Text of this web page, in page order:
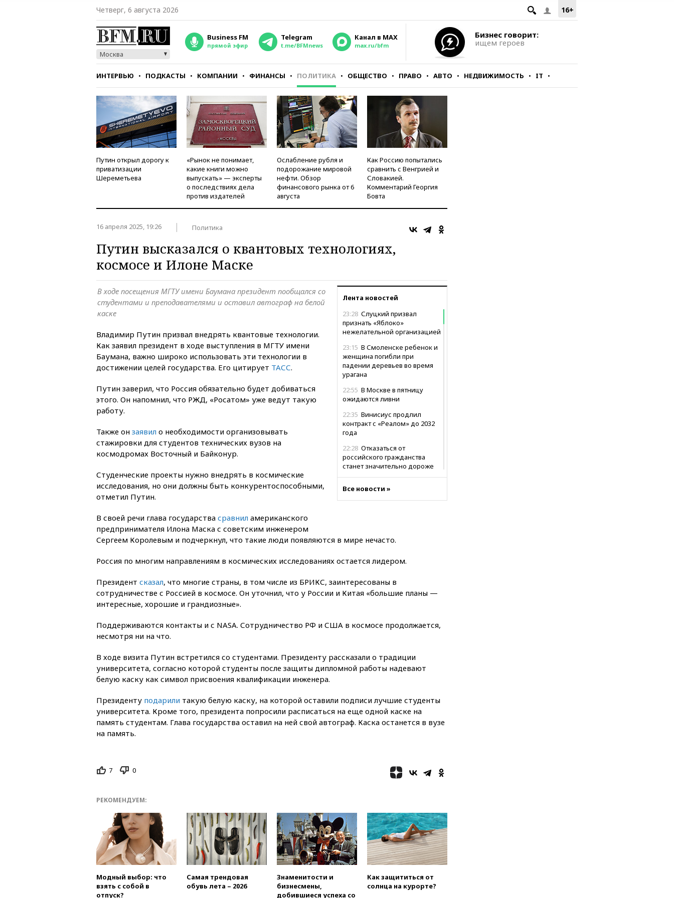
16+
Четверг, 6 августа 2026
Москва
Business FM
прямой эфир
Telegram
t.me/BFMnews
Канал в MAX
max.ru/bfm
Бизнес говорит:
ищем героев
ИНТЕРВЬЮ ПОДКАСТЫ КОМПАНИИ ФИНАНСЫ ПОЛИТИКА ОБЩЕСТВО ПРАВО АВТО НЕДВИЖИМОСТЬ IT
СТИЛЬ ТЕСТЫ
Путин открыл дорогу к
приватизации
Шереметьева
«Рынок не понимает,
какие книги можно
выпускать» — эксперты
о последствиях дела
против издателей
Ослабление рубля и
подорожание мировой
нефти. Обзор
финансового рынка от 6
августа
Как Россию попытались
сравнить с Венгрией и
Словакией.
Комментарий Георгия
Бовта
16 апреля 2025, 19:26 Политика
Путин высказался о квантовых технологиях,
космосе и Илоне Маске
Лента новостей
23:28 Слуцкий призвал
признать «Яблоко»
нежелательной организацией
23:15 В Смоленске ребенок и
женщина погибли при
падении деревьев во время
урагана
22:55 В Москве в пятницу
ожидаются ливни
22:35 Винисиус продлил
контракт с «Реалом» до 2032
года
22:28 Отказаться от
российского гражданства
станет значительно дороже
гвардейскую десантно-
штурмовую дивизию
направлении
признала нежелательным в
Rights Foundation
метровой вышки
в Армении
21:00
В России вновь
обсуждают эксперимент по
посещать Армению
20:27
Ямпольская призвала
оптимизировать олимпиады
для поступления в вузы
20:15
Минтранс предложил
оплачивать защиту дорог от
Зеленский 8 августа
посетит Сербию с
Все новости »
В ходе посещения МГТУ имени Баумана президент пообщался со
студентами и преподавателями и оставил автограф на белой
каске
Владимир Путин призвал внедрять квантовые технологии.
Как заявил президент в ходе выступления в МГТУ имени
Баумана, важно широко использовать эти технологии в
достижении целей государства. Его цитирует ТАСС.
Путин заверил, что Россия обязательно будет добиваться
этого. Он напомнил, что РЖД, «Росатом» уже ведут такую
работу.
Также он заявил о необходимости организовывать
стажировки для студентов технических вузов на
космодромах Восточный и Байконур.
Студенческие проекты нужно внедрять в космические
исследования, но они должны быть конкурентоспособными,
отметил Путин.
В своей речи глава государства сравнил американского
предпринимателя Илона Маска с советским инженером
Сергеем Королевым и подчеркнул, что такие люди появляются в мире нечасто.
Россия по многим направлениям в космических исследованиях остается лидером.
Президент сказал, что многие страны, в том числе из БРИКС, заинтересованы в
сотрудничестве с Россией в космосе. Он уточнил, что у России и Китая «большие планы —
интересные, хорошие и грандиозные».
Поддерживаются контакты и с NASA. Сотрудничество РФ и США в космосе продолжается,
несмотря ни на что.
В ходе визита Путин встретился со студентами. Президенту рассказали о традиции
университета, согласно которой студенты после защиты дипломной работы надевают
белую каску как символ присвоения квалификации инженера.
Президенту подарили такую белую каску, на которой оставили подписи лучшие студенты
университета. Кроме того, президента попросили расписаться на еще одной каске на
память студентам. Глава государства оставил на ней свой автограф. Каска останется в вузе
на память.
7 0
РЕКОМЕНДУЕМ:
Модный выбор: что
взять с собой в
отпуск?
Самая трендовая
обувь лета – 2026
Знаменитости и
бизнесмены,
добившиеся успеха со
Как защититься от
солнца на курорте?